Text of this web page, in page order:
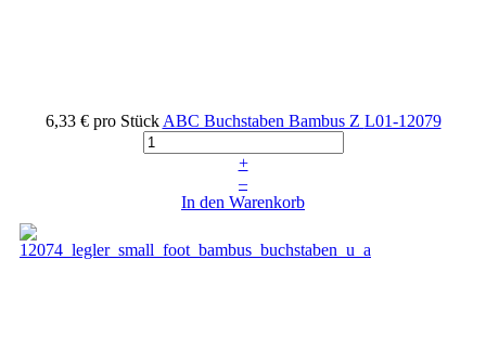
6,33 € pro Stück ABC Buchstaben Bambus Z L01-12079
+
–
In den Warenkorb